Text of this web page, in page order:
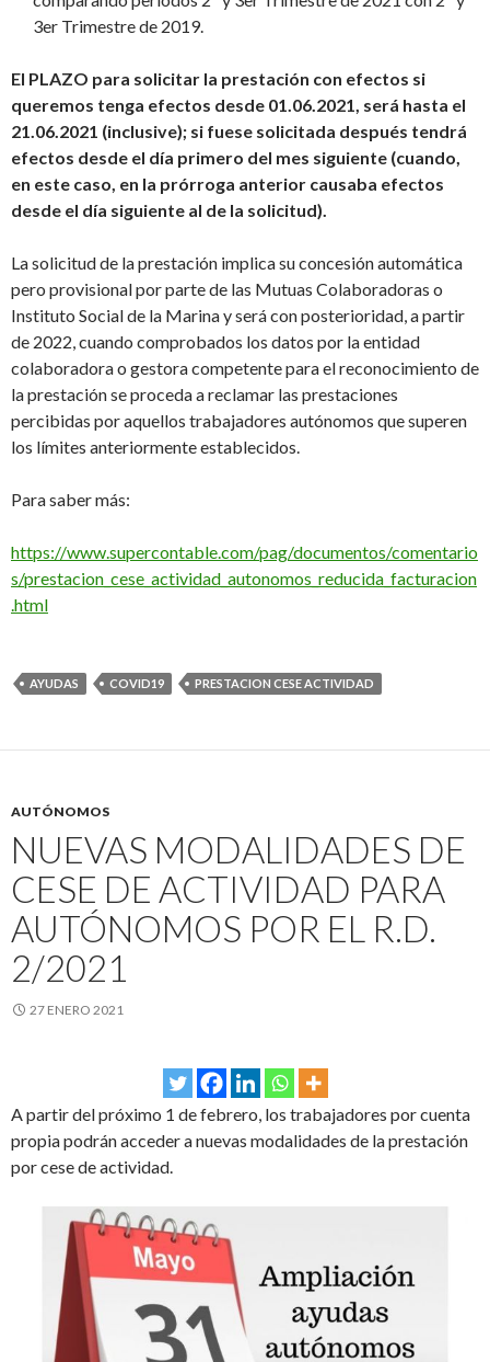
3er Trimestre de 2019.
El PLAZO para solicitar la prestación con efectos si
queremos tenga efectos desde 01.06.2021, será hasta el
21.06.2021 (inclusive); si fuese solicitada después tendrá
efectos desde el día primero del mes siguiente (cuando,
en este caso, en la prórroga anterior causaba efectos
desde el día siguiente al de la solicitud).
La solicitud de la prestación implica su concesión automática
pero provisional por parte de las Mutuas Colaboradoras o
Instituto Social de la Marina y será con posterioridad, a partir
de 2022, cuando comprobados los datos por la entidad
colaboradora o gestora competente para el reconocimiento de
la prestación se proceda a reclamar las prestaciones
percibidas por aquellos trabajadores autónomos que superen
los límites anteriormente establecidos.
Para saber más:
https://www.supercontable.com/pag/documentos/comentario
s/prestacion_cese_actividad_autonomos_reducida_facturacion
.html
AYUDAS COVID19 PRESTACION CESE ACTIVIDAD
AUTÓNOMOS
NUEVAS MODALIDADES DE
CESE DE ACTIVIDAD PARA
AUTÓNOMOS POR EL R.D.
2/2021
27 ENERO 2021
A partir del próximo 1 de febrero, los trabajadores por cuenta
propia podrán acceder a nuevas modalidades de la prestación
por cese de actividad.